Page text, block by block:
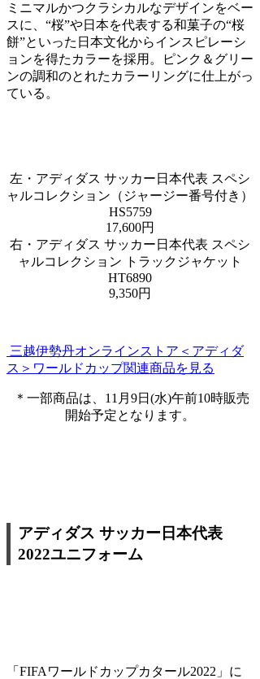
ミニマルかつクラシカルなデザインをベー
スに、“桜”や日本を代表する和菓子の“桜
餅”といった日本文化からインスピレーシ
ョンを得たカラーを採用。ピンク＆グリー
ンの調和のとれたカラーリングに仕上がっ
ている。
左・アディダス サッカー日本代表 スペシ
ャルコレクション（ジャージー番号付き）
HS5759
17,600円
右・アディダス サッカー日本代表 スペシ
ャルコレクション トラックジャケット
HT6890
9,350円
三越伊勢丹オンラインストア＜アディダ
ス＞ワールドカップ関連商品を見る
＊一部商品は、11月9日(水)午前10時販売
開始予定となります。
アディダス サッカー日本代表
2022ユニフォーム
「FIFAワールドカップカタール2022」に